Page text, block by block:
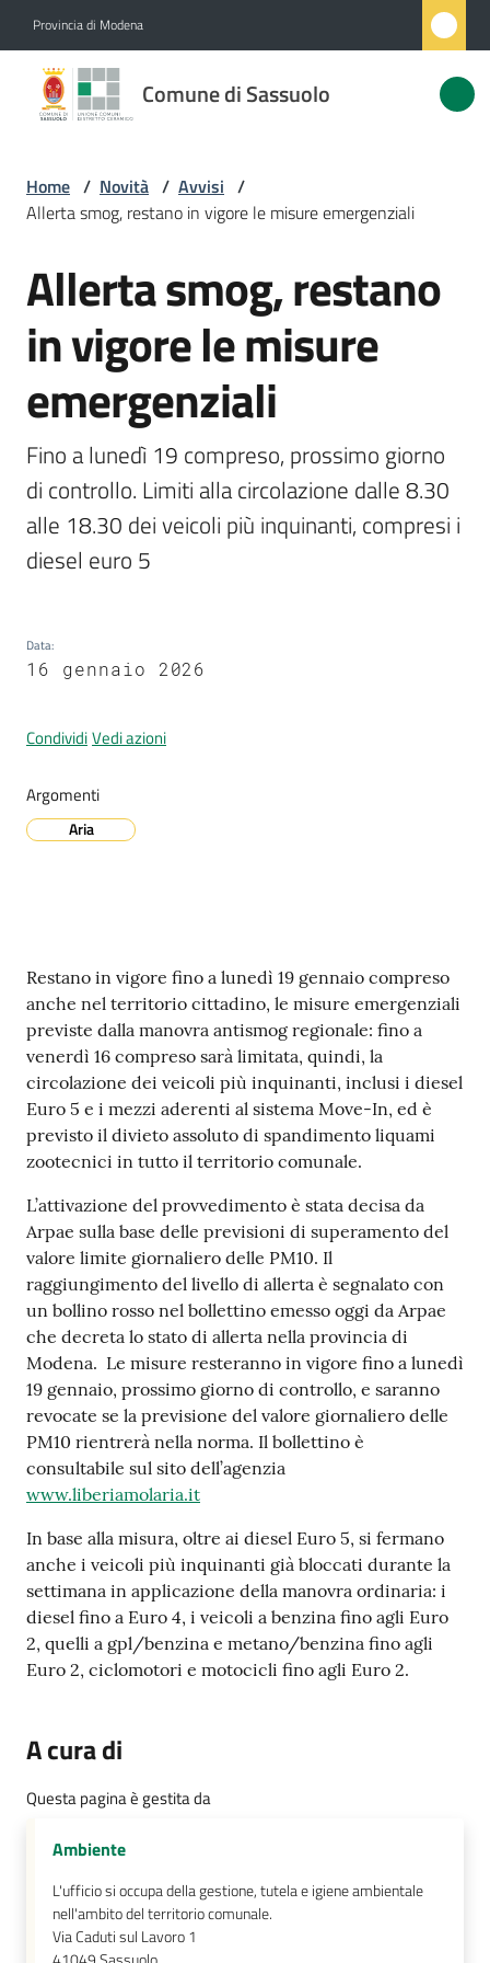
Provincia di Modena
Comune di Sassuolo
Comune
di
Novità
Servizi
Vivere
Sassuolo
e
r
a
e
t
e
s
i
t
S
a
s
s
u
o
l
Tutti
gli
argomenti...
Seguici
su
Home / Novità / Avvisi /
Allerta smog, restano in vigore le misure emergenziali
Salta al contenuto
Allerta smog, restano
in vigore le misure
emergenziali
Fino a lunedì 19 compreso, prossimo giorno
di controllo. Limiti alla circolazione dalle 8.30
alle 18.30 dei veicoli più inquinanti, compresi i
diesel euro 5
Data:
16 gennaio 2026
CondividiVedi azioni
Argomenti
Aria
Contenuto
Restano in vigore fino a lunedì 19 gennaio compreso
anche nel territorio cittadino, le misure emergenziali
previste dalla manovra antismog regionale: fino a
venerdì 16 compreso sarà limitata, quindi, la
circolazione dei veicoli più inquinanti, inclusi i diesel
Euro 5 e i mezzi aderenti al sistema Move-In, ed è
previsto il divieto assoluto di spandimento liquami
zootecnici in tutto il territorio comunale.
L’attivazione del provvedimento è stata decisa da
Arpae sulla base delle previsioni di superamento del
valore limite giornaliero delle PM10. Il
raggiungimento del livello di allerta è segnalato con
un bollino rosso nel bollettino emesso oggi da Arpae
che decreta lo stato di allerta nella provincia di
Modena. Le misure resteranno in vigore fino a lunedì
19 gennaio, prossimo giorno di controllo, e saranno
revocate se la previsione del valore giornaliero delle
PM10 rientrerà nella norma. Il bollettino è
consultabile sul sito dell’agenzia
www.liberiamolaria.it
In base alla misura, oltre ai diesel Euro 5, si fermano
anche i veicoli più inquinanti già bloccati durante la
settimana in applicazione della manovra ordinaria: i
diesel fino a Euro 4, i veicoli a benzina fino agli Euro
2, quelli a gpl/benzina e metano/benzina fino agli
Euro 2, ciclomotori e motocicli fino agli Euro 2.
A cura di
Questa pagina è gestita da
Ambiente
L'ufficio si occupa della gestione, tutela e igiene ambientale
nell'ambito del territorio comunale.
Via Caduti sul Lavoro 1